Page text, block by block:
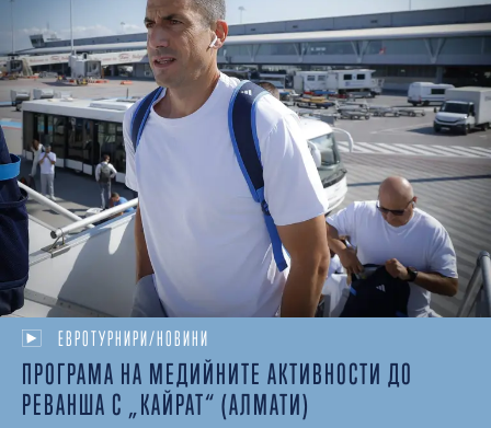
ЕВРОТУРНИРИ/НОВИНИ
ПРОГРАМА НА МЕДИЙНИТЕ АКТИВНОСТИ ДО
РЕВАНША С „КАЙРАТ“ (АЛМАТИ)